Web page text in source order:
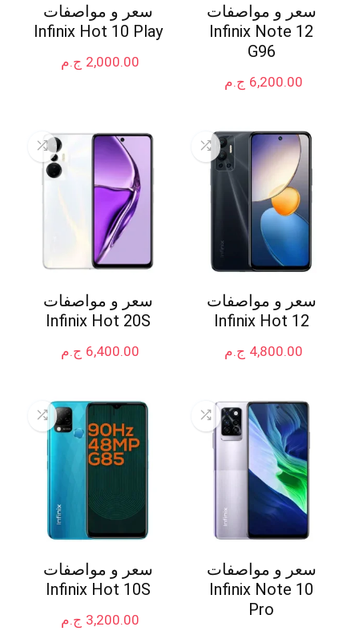
سعر و مواصفات
Infinix Note 12
G96
ج.م 6,200.00
سعر و مواصفات
Infinix Hot 10 Play
ج.م 2,000.00
سعر و مواصفات
Infinix Hot 12
ج.م 4,800.00
سعر و مواصفات
Infinix Hot 20S
ج.م 6,400.00
سعر و مواصفات
Infinix Note 10
Pro
سعر و مواصفات
Infinix Hot 10S
ج.م 3,200.00